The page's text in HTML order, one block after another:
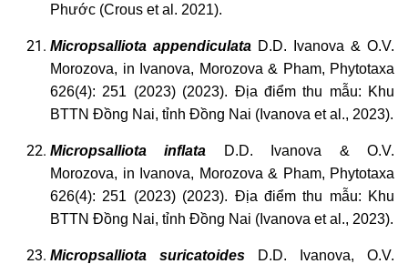
Phước (Crous et al. 2021).
Micropsalliota appendiculata D.D. Ivanova & O.V.
Morozova, in Ivanova, Morozova & Pham, Phytotaxa
626(4): 251 (2023) (2023). Địa điểm thu mẫu: Khu
BTTN Đồng Nai, tỉnh Đồng Nai (Ivanova et al., 2023).
Micropsalliota inflata D.D. Ivanova & O.V.
Morozova, in Ivanova, Morozova & Pham, Phytotaxa
626(4): 251 (2023) (2023). Địa điểm thu mẫu: Khu
BTTN Đồng Nai, tỉnh Đồng Nai (Ivanova et al., 2023).
Micropsalliota suricatoides D.D. Ivanova, O.V.